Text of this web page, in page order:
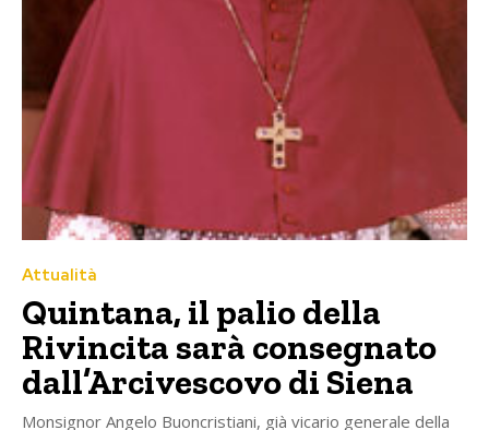
Attualità
Quintana, il palio della
Rivincita sarà consegnato
dall’Arcivescovo di Siena
Monsignor Angelo Buoncristiani, già vicario generale della